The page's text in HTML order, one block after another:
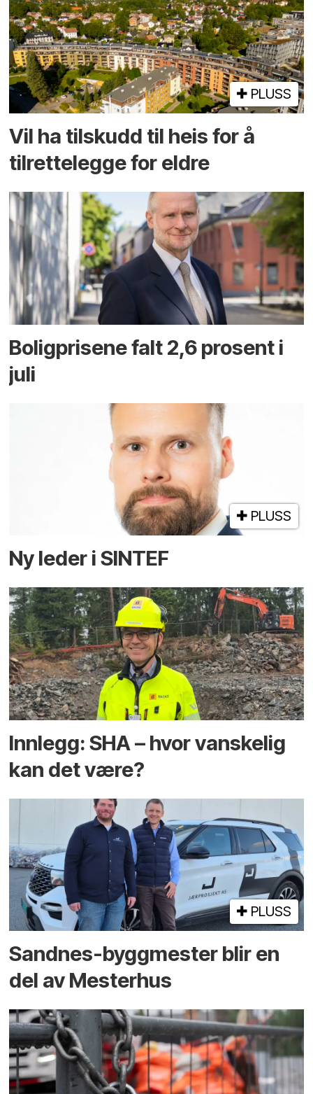
PLUSS
Vil ha tilskudd til heis for å
tilrettelegge for eldre
Boligprisene falt 2,6 prosent i
juli
PLUSS
Ny leder i SINTEF
Innlegg: SHA – hvor vanskelig
kan det være?
PLUSS
Sandnes-byggmester blir en
del av Mesterhus